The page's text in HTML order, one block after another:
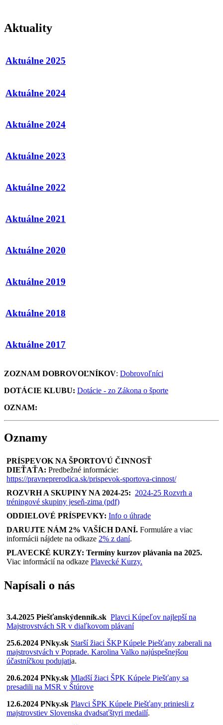
Aktuality
Aktuálne 2025
Aktuálne 2024
Aktuálne 2024
Aktuálne 2023
Aktuálne 2022
Aktuálne 2021
Aktuálne 2020
Aktuálne 2019
Aktuálne 2018
Aktuálne 2017
ZOZNAM DOBROVOĽNÍKOV: Dobrovoľníci
DOTÁCIE KLUBU: Dotácie - zo Zákona o športe
OZNAM:
Oznamy
PRÍSPEVOK NA ŠPORTOVÚ ČINNOSŤ
DIEŤAŤA: Predbežné informácie:
https://pravneprerodica.sk/prispevok-sportova-cinnost/
ROZVRH A SKUPINY NA 2024-25: 2024-25 Rozvrh a
tréningové skupiny jeseň-zima (pdf)
ODDIELOVÉ PRÍSPEVKY: Info o úhrade
DARUJTE NÁM 2% VAŠÍCH DANÍ. Formuláre a viac
informácii nájdete na odkaze 2% z daní.
PLAVECKÉ KURZY: Termíny kurzov plávania na 2025.
Viac informácií na odkaze Plavecké Kurzy.
Napísali o nás
3.4.2025 Piešťanskýdenník.sk Plavci Kúpeľov najlepší na
Majstrovstvách SR v diaľkovom plávaní
25.6.2024 PNky.sk Starší žiaci ŠKP Kúpele Piešťany zaberali na
majstrovstvách v Poprade. Karolina Valko najúspešnejšou
účastníčkou podujatia.
20.6.2024 PNky.sk Mladší žiaci ŠPK Kúpele Piešťany sa
presadili na MSR v Štúrove
12.6.2024 PNky.sk Plavci ŠPK Kúpele Piešťany priniesli z
majstrovstiev Slovenska dvadsaťštyri medailí.